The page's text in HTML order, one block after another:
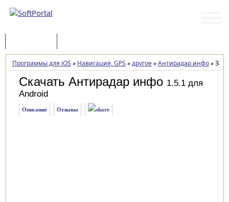
Программы для iOS » Навигация, GPS »другое»Антирадар инфо»
Скачать Антирадар инфо 1.5.1 для
Android
Описание Отзывы